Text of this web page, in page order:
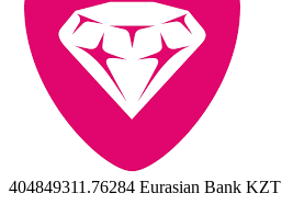
404849311.76284 Eurasian Bank KZT